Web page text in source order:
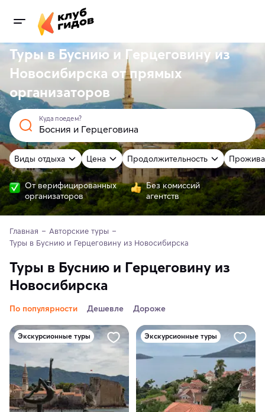
Туры в Буснию и Герцеговину из
Новосибирска отпрямых
организаторов
Куда поедем?
Виды отдыха Цена Продолжительность
От верифицированных
организаторов
Без комиссий
агентств
Главная
Авторские туры
Туры в Буснию и Герцеговину из Новосибирска
Туры в Буснию и Герцеговину из
Новосибирска
По популярности Дешевле Дороже
Экскурсионные туры Экскурсионные туры